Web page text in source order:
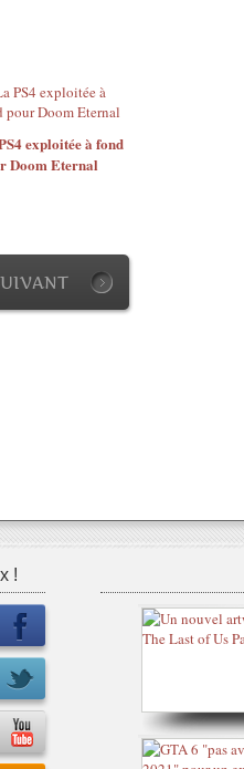
exploitée à fond
Doom Eternal
!